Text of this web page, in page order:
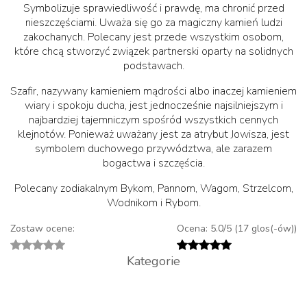
Symbolizuje sprawiedliwość i prawdę, ma chronić przed
nieszczęściami. Uważa się go za magiczny kamień ludzi
zakochanych. Polecany jest przede wszystkim osobom,
które chcą stworzyć związek partnerski oparty na solidnych
podstawach.
Szafir, nazywany kamieniem mądrości albo inaczej kamieniem
wiary i spokoju ducha, jest jednocześnie najsilniejszym i
najbardziej tajemniczym spośród wszystkich cennych
klejnotów. Ponieważ uważany jest za atrybut Jowisza, jest
symbolem duchowego przywództwa, ale zarazem
bogactwa i szczęścia.
Polecany zodiakalnym Bykom, Pannom, Wagom, Strzelcom,
Wodnikom i Rybom.
Zostaw ocene: Ocena: 5.0/5 (17 glos(-ów))
Kategorie